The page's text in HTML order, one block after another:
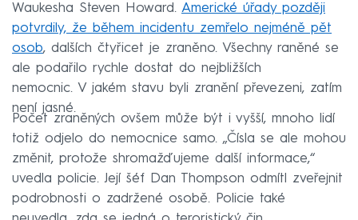
Waukesha Steven Howard. Americké úřady později
potvrdily, že během incidentu zemřelo nejméně pět
osob, dalších čtyřicet je zraněno. Všechny raněné se
ale podařilo rychle dostat do nejbližších
nemocnic. V jakém stavu byli zranění převezeni, zatím
není jasné.
Počet zraněných ovšem může být i vyšší, mnoho lidí
totiž odjelo do nemocnice samo. „Čísla se ale mohou
změnit, protože shromažďujeme další informace,“
uvedla policie. Její šéf Dan Thompson odmítl zveřejnit
podrobnosti o zadržené osobě. Policie také